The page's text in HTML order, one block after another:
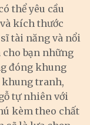
thể yêu cầu
kích thước
tài năng và nổi
cho bạn những
đóng khung
khung tranh,
tự nhiên với
kèm theo chất